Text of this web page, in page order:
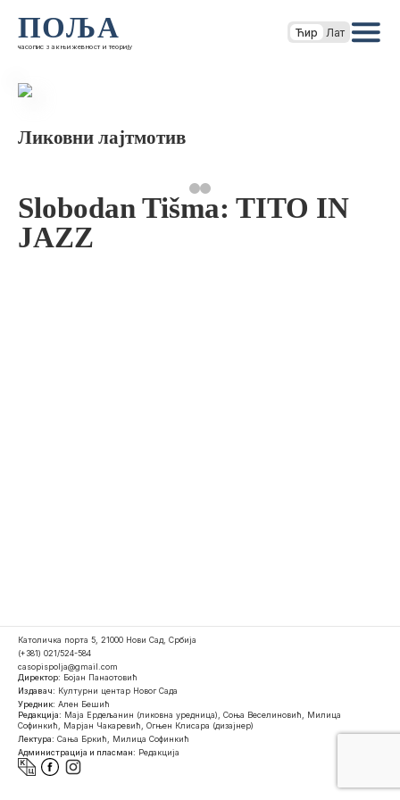
ПОЉА
часопис за књижевност и теорију
Ћир Лат
Ликовни лајтмотив
Slobodan Tišma: TITO IN
JAZZ
Католичка порта 5, 21000 Нови Сад, Србија
(+381) 021/524-584
casopispolja@gmail.com
Директор: Бојан Панаотовић
Издавач: Културни центар Новог Сада
Уредник: Ален Бешић
Редакција: Маја Ердељанин (ликовна уредница), Соња Веселиновић, Милица
Софинкић, Марјан Чакаревић, Огњен Клисара (дизајнер)
Лектура: Сања Бркић, Милица Софинкић
Администрација и пласман: Редакција